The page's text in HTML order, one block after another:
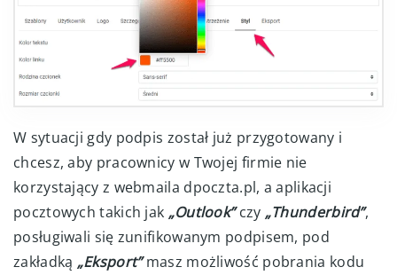
W sytuacji gdy podpis został już przygotowany i
chcesz, aby pracownicy w Twojej firmie nie
korzystający z webmaila dpoczta.pl, a aplikacji
pocztowych takich jak „Outlook”czy „Thunderbird”,
posługiwali się zunifikowanym podpisem, pod
zakładką „Eksport”masz możliwość pobrania kodu